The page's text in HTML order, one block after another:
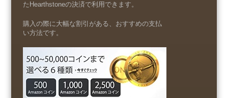
たHearthstoneの決済で利用できます。
購入の際に大幅な割引がある、おすすめの支払
い方法です。